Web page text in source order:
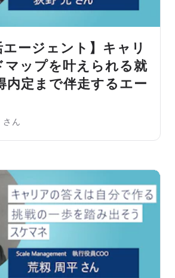
エージェント】キャリ
マップを叶えられる就
内定まで伴走するエー
ん